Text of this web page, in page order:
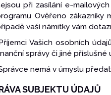
při zasílání e-
Ověřeno zákazníky
vaší námitky vám
Vašich osobních
správy či jiné
nemá v úmyslu
SUBJEKTU ÚDAJŮ